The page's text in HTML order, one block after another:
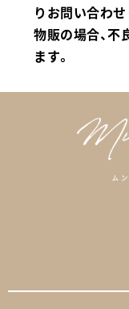
りお問い合わせ
物販の場合、不
ます。